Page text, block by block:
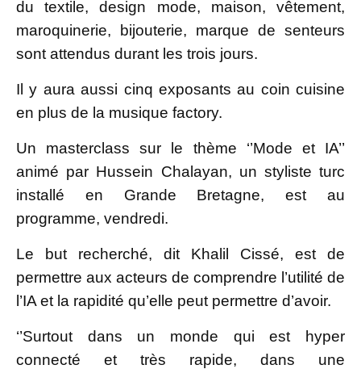
du textile, design mode, maison, vêtement,
maroquinerie, bijouterie, marque de senteurs
sont attendus durant les trois jours.
Il y aura aussi cinq exposants au coin cuisine
en plus de la musique factory.
Un masterclass sur le thème ‘’Mode et IA’’
animé par Hussein Chalayan, un styliste turc
installé en Grande Bretagne, est au
programme, vendredi.
Le but recherché, dit Khalil Cissé, est de
permettre aux acteurs de comprendre l’utilité de
l’IA et la rapidité qu’elle peut permettre d’avoir.
‘’Surtout dans un monde qui est hyper
connecté et très rapide, dans une